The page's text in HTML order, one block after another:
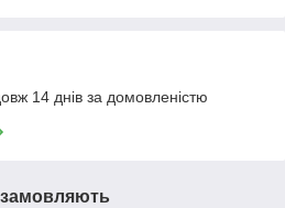
14 днів за домовленістю